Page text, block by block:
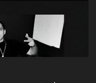
ven la cachucha de lado
fajó una super o a veces
las generaciones yo
pues así soy me mandó
dedo soy hocicon un
no saben nada falsas